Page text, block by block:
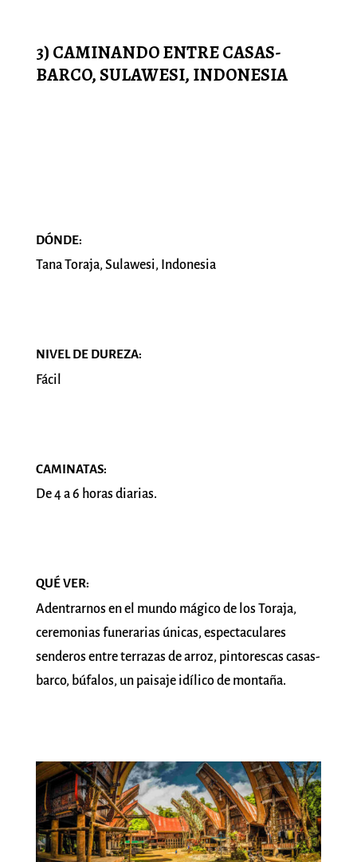
3) CAMINANDO ENTRE CASAS-
BARCO, SULAWESI, INDONESIA
DÓNDE:
Tana Toraja, Sulawesi, Indonesia
NIVEL DE DUREZA:
Fácil
CAMINATAS:
De 4 a 6 horas diarias.
QUÉ VER:
Adentrarnos en el mundo mágico de los Toraja,
ceremonias funerarias únicas, espectaculares
senderos entre terrazas de arroz, pintorescas casas-
barco, búfalos, un paisaje idílico de montaña.